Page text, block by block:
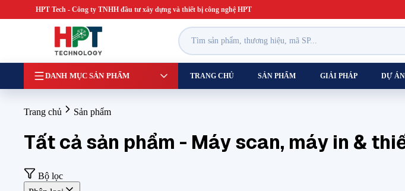
HPT Tech - Công ty TNHH đầu tư xây dựng và thiết bị công nghệ HPT
DANH MỤC SẢN PHẨM TRANG CHỦ SẢN PHẨM GIẢI PHÁP DỰ ÁN
Trang chủ Sản phẩm
Tất cả sản phẩm - Máy scan, máy in &
Bộ lọc